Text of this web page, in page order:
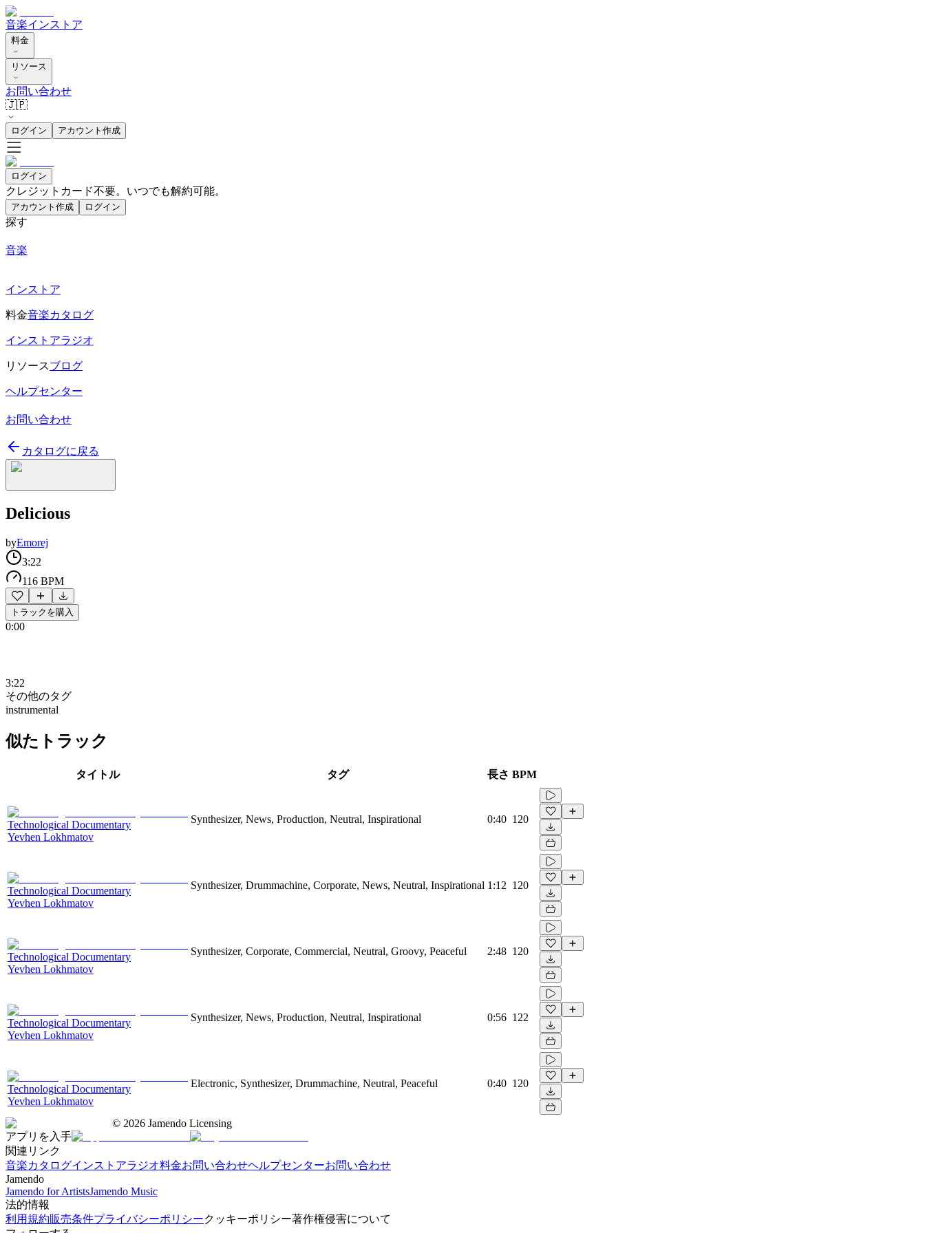
音楽インストア
料金
リソース
お問い合わせ
🇯🇵
ログイン アカウント作成
ログイン
クレジットカード不要。いつでも解約可能。
アカウント作成 ログイン
探す
音楽
インストア
料金音楽カタログ
インストアラジオ
リソースブログ
ヘルプセンター
お問い合わせ
カタログに戻る
Delicious
byEmorej
3:22
116 BPM
トラックを購入
0:00
3:22
その他のタグ
instrumental
似たトラック
タイトル タグ 長さ BPM
Technological Documentary
Yevhen Lokhmatov
Synthesizer, News, Production, Neutral, Inspirational 0:40 120
Technological Documentary
Yevhen Lokhmatov
Synthesizer, Drummachine, Corporate, News, Neutral, Inspirational 1:12 120
Technological Documentary
Yevhen Lokhmatov
Synthesizer, Corporate, Commercial, Neutral, Groovy, Peaceful 2:48 120
Technological Documentary
Yevhen Lokhmatov
Synthesizer, News, Production, Neutral, Inspirational 0:56 122
Technological Documentary
Yevhen Lokhmatov
Electronic, Synthesizer, Drummachine, Neutral, Peaceful 0:40 120
© 2026 Jamendo Licensing
アプリを入手
関連リンク
音楽カタログインストアラジオ料金お問い合わせヘルプセンターお問い合わせ
Jamendo
Jamendo for ArtistsJamendo Music
法的情報
利用規約販売条件プライバシーポリシークッキーポリシー著作権侵害について